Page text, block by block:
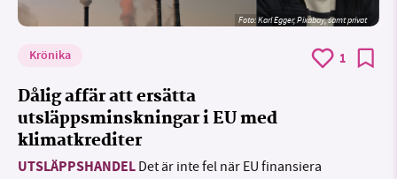
Foto:Karl Egger, Pixabay, samt privat
Krönika 1
Dålig affär att ersätta
utsläppsminskningar i EU med
klimatkrediter
UTSLÄPPSHANDEL Det är inte fel när EU finansiera